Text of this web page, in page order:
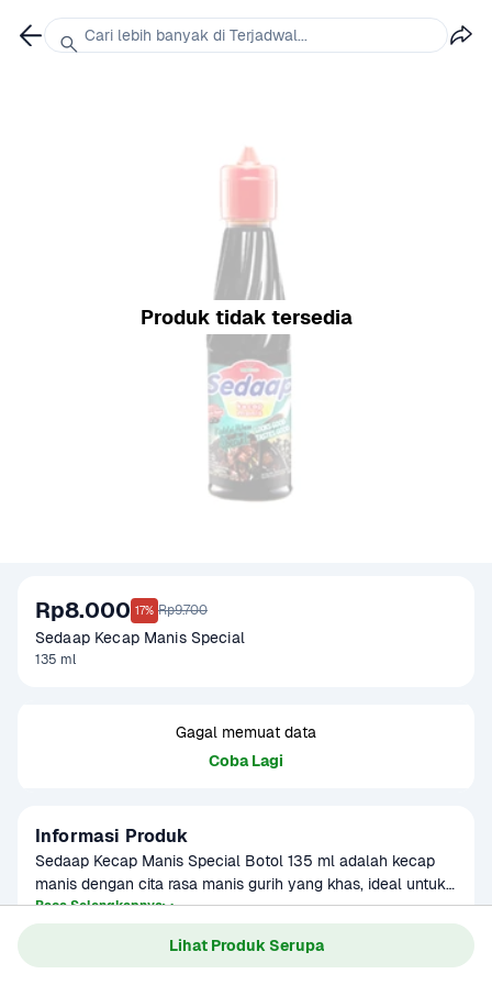
Lihat Produk Serupa
Produk tidak tersedia
Rp8.000 17% Rp9.700
Sedaap Kecap Manis Special
135 ml
Gagal memuat data
Coba Lagi
Informasi Produk
Sedaap Kecap Manis Special Botol 135 ml adalah kecap
manis dengan cita rasa manis gurih yang khas, ideal untuk
menambah rasa pada berbagai jenis masakan Indonesia.
Dengan kemasan botol praktis, kecap manis ini sangat
cocok untuk digunakan dalam bumbu nasi goreng, mie
Baca Selengkapnya
Kategori
Bumbu & Saus
12 Bulan
Cari lebih banyak di Terjadwal...